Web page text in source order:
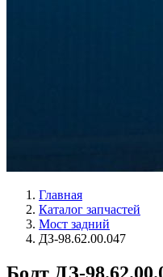
Главная
Каталог запчастей
Мост задний
ДЗ-98.62.00.047
Болт ДЗ-